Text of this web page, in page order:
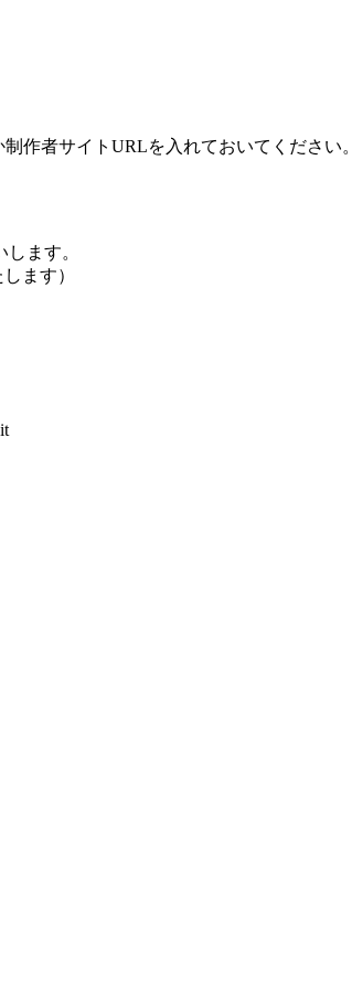
作者サイトURLを入れておいてください。
ます。
ます）